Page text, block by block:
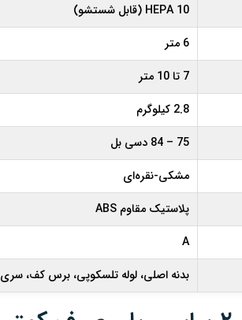
HEPA 10 (قابل شستشو)
6 متر
7 تا 10 متر
2.8 کیلوگرم
75 – 84 دسی بل
مشکی-نقره‌ای
پلاستیک مقاوم ABS
A
بدنه اصلی، لوله تلسکوپی، برس کف، سری ۲ در ۱ (شیاری و مبلی)